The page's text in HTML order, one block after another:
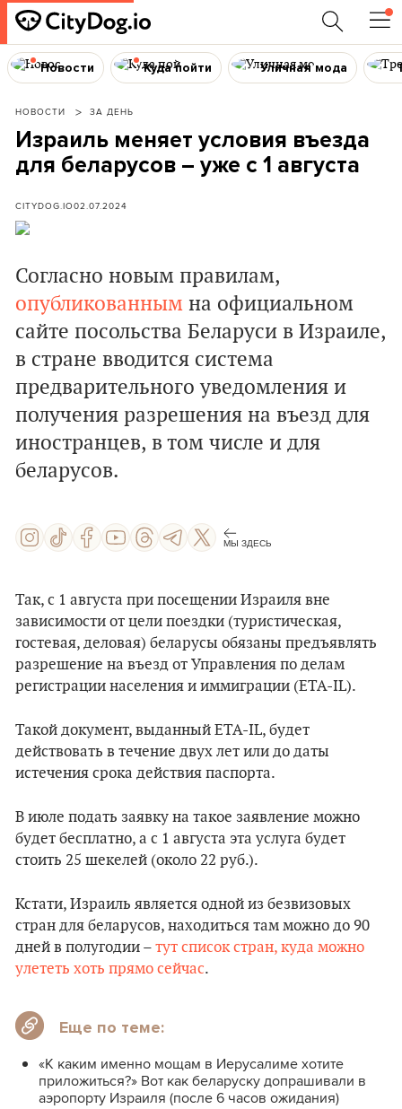
Новости Куда пойти Уличная мода
НОВОСТИ ЗА ДЕНЬ
Израиль меняет условия въезда
для беларусов – уже с 1 августа
CITYDOG.IO02.07.2024
Согласно новым правилам,
опубликованным на официальном
сайте посольства Беларуси в Израиле,
в стране вводится система
предварительного уведомления и
получения разрешения на въезд для
иностранцев, в том числе и для
беларусов.
МЫ ЗДЕСЬ
Так, с 1 августа при посещении Израиля вне
зависимости от цели поездки (туристическая,
гостевая, деловая) беларусы обязаны предъявлять
разрешение на въезд от Управления по делам
регистрации населения и иммиграции (ETA-IL).
Такой документ, выданный ETA-IL, будет
действовать в течение двух лет или до даты
истечения срока действия паспорта.
В июле подать заявку на такое заявление можно
будет бесплатно, а с 1 августа эта услуга будет
стоить 25 шекелей (около 22 руб.).
Кстати, Израиль является одной из безвизовых
стран для беларусов, находиться там можно до 90
дней в полугодии – тут список стран, куда можно
улететь хоть прямо сейчас.
Еще по теме:
«К каким именно мощам в Иерусалиме хотите
приложиться?» Вот как беларуску допрашивали в
аэропорту Израиля (после 6 часов ожидания)